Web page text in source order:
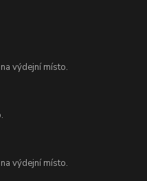
výdejní místo.
výdejní místo.